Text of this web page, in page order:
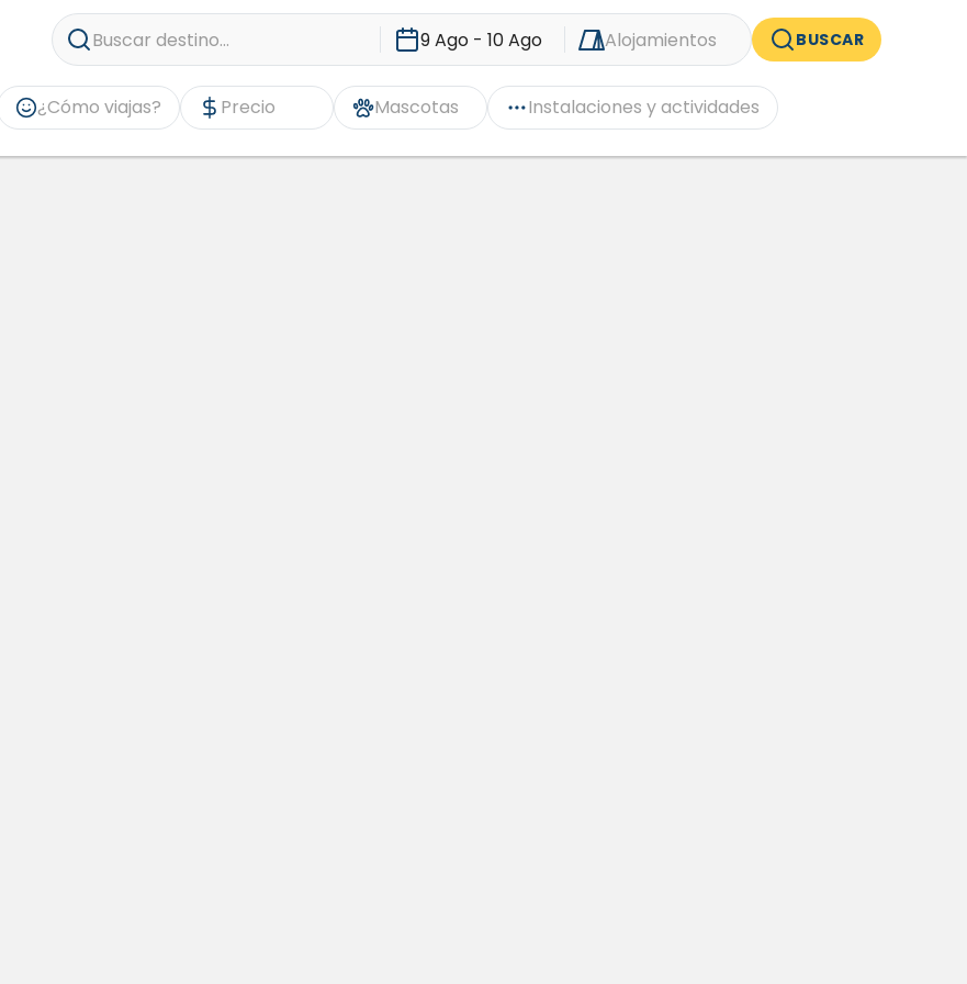
Buscar destino... 9 Ago - 10 Ago Alojamientos BUSCAR
¿Cómo viajas? Precio Mascotas Instalaciones y actividades